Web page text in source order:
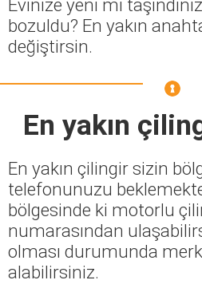
Evinize yeni mi
bozuldu? En yakın
değiştirsin.
En yakın
En yakın çilingir sizin
telefonunuzu
bölgesinde ki motorlu
numarasından
olması durumunda
alabilirsiniz.